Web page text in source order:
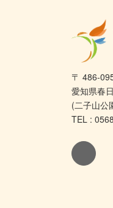
〒 486-
愛知県春
(二子山公
TEL :